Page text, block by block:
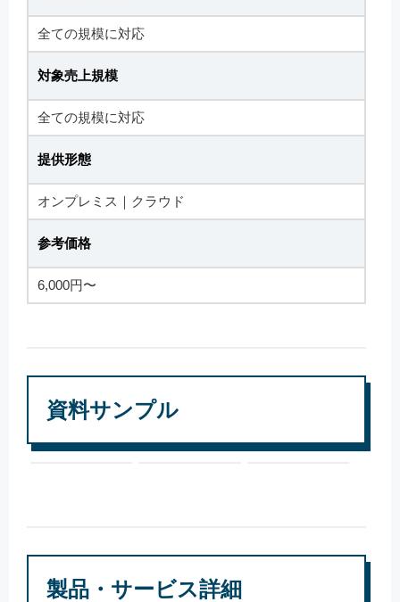
全ての規模に対応
対象売上規模
全ての規模に対応
提供形態
オンプレミス｜クラウド
参考価格
6,000円〜
資料サンプル
製品・サービス詳細